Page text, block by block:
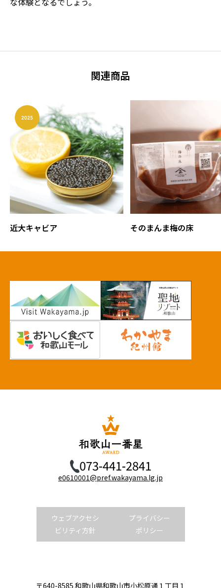
関連商品
2025
近大キャビア そのまんま梅の床
073-441-2841
e0610001@pref.wakayama.lg.jp
ウェブアクセシ
ビリティ方針
プライバシー
ポリシー
〒640-8585 和歌山県和歌山市小松原通１丁目１